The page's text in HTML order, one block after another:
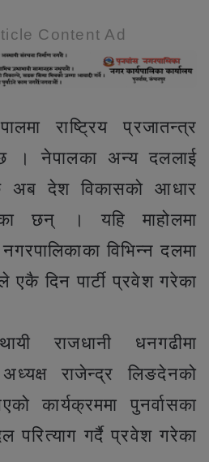
Content Ad
राष्ट्रिय प्रजातन्त्र
छ । नेपालका अन्य दललाई
अब देश विकासको आधार
छन् । यहि माहोलमा
विभिन्न दलमा
दिन पार्टी प्रवेश गरेका
राजधानी धनगढीमा
अध्यक्ष राजेन्द्र लिङदेनको
कार्यक्रममा पुनर्वासका
परित्याग गर्दै प्रवेश गरेका